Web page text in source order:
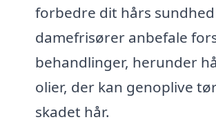
forbedre dit hårs
damefrisører anbefale
behandlinger, herunder
olier, der kan genoplive
skadet hår.